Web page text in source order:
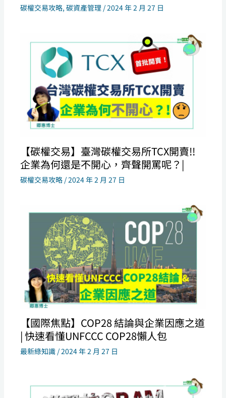
碳權交易攻略,碳資產管理 /2024 年 2 月 27 日
【碳權交易】臺灣碳權交易所TCX開賣!!
企業為何還是不開心，齊聲開罵呢？|
碳權交易攻略 /2024 年 2 月 27 日
【國際焦點】COP28 結論與企業因應之道
| 快速看懂UNFCCC COP28懶人包
最新綠知識 /2024 年 2 月 27 日